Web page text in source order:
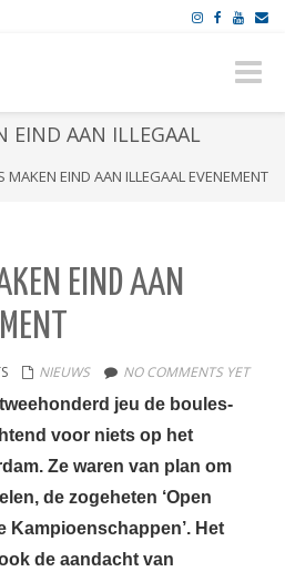
Toggle
EIND AAN ILLEGAAL
MAKEN EIND AAN ILLEGAAL EVENEMENT
EIND AAN
NIEUWS
NO COMMENTS YET
jeu de boules-
voor niets op het
Ze waren van plan om
de zogeheten ‘Open
Kampioenschappen’. Het
de aandacht van